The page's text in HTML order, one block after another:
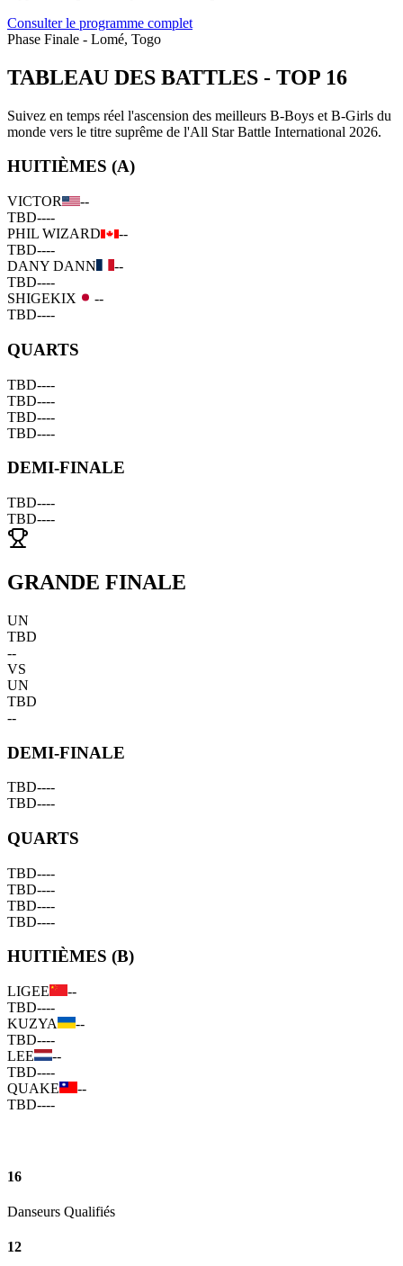
Consulter le programme complet
Phase Finale - Lomé, Togo
TABLEAU DES BATTLES - TOP 16
Suivez en temps réel l'ascension des meilleurs B-Boys et B-Girls du
monde vers le titre suprême de l'All Star Battle International 2026.
HUITIÈMES (A)
VICTOR
--
TBD----
PHIL WIZARD
--
TBD----
DANY DANN
--
TBD----
SHIGEKIX
--
TBD----
QUARTS
TBD----
TBD----
TBD----
TBD----
DEMI-FINALE
TBD----
TBD----
GRANDE FINALE
UN
TBD
--
VS
UN
TBD
--
DEMI-FINALE
TBD----
TBD----
QUARTS
TBD----
TBD----
TBD----
TBD----
HUITIÈMES (B)
LIGEE
--
TBD----
KUZYA
--
TBD----
LEE
--
TBD----
QUAKE
--
TBD----
16
Danseurs Qualifiés
12